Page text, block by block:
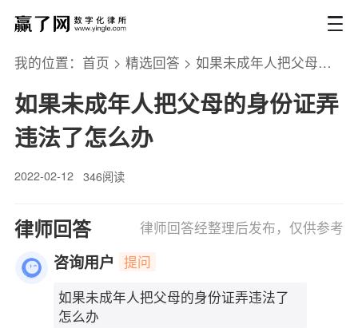
我的位置： 首页 > 精选回答 > 如果未成年人把父母的身份证弄违法了怎么办
如果未成年人把父母的身份证弄
违法了怎么办
2022-02-12 346阅读
律师回答 律师回答经整理后发布，仅供参考
咨询用户 提问
如果未成年人把父母的身份证弄违法了
怎么办